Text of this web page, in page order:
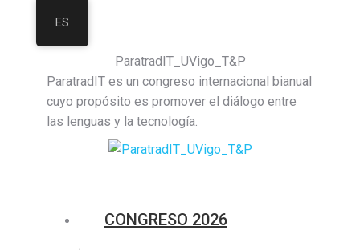
ParatradIT_UVigo_T&P
ParatradIT es un congreso internacional bianual
cuyo propósito es promover el diálogo entre
las lenguas y la tecnología.
CONGRESO 2026
ES